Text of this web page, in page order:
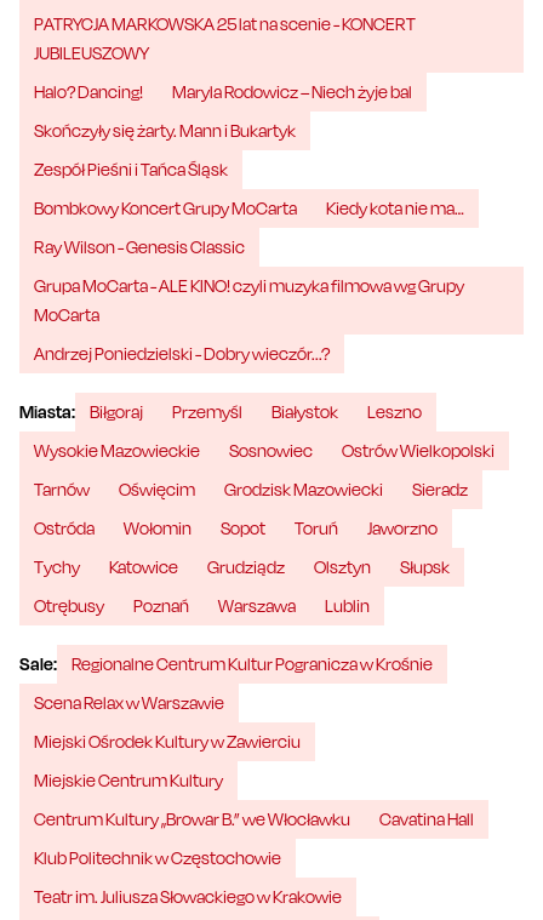
PATRYCJA MARKOWSKA 25 lat na scenie - KONCERT
JUBILEUSZOWY
Halo? Dancing!
Maryla Rodowicz – Niech żyje bal
Skończyły się żarty. Mann i Bukartyk
Zespół Pieśni i Tańca Śląsk
Bombkowy Koncert Grupy MoCarta
Kiedy kota nie ma…
Ray Wilson - Genesis Classic
Grupa MoCarta - ALE KINO! czyli muzyka filmowa wg Grupy
MoCarta
Andrzej Poniedzielski - Dobry wieczór...?
Miasta: Biłgoraj Przemyśl Białystok
Leszno
Wysokie Mazowieckie
Sosnowiec
Ostrów Wielkopolski
Tarnów
Oświęcim Grodzisk Mazowiecki
Sieradz
Ostróda
Wołomin Sopot Toruń
Jaworzno
Tychy
Katowice Grudziądz Olsztyn
Słupsk
Otrębusy
Poznań Warszawa Lublin
Sale:
Regionalne Centrum Kultur Pogranicza w Krośnie
Scena Relax w Warszawie
Miejski Ośrodek Kultury w Zawierciu
Miejskie Centrum Kultury
Centrum Kultury „Browar B.” we Włocławku
Cavatina Hall
Klub Politechnik w Częstochowie
Teatr im. Juliusza Słowackiego w Krakowie